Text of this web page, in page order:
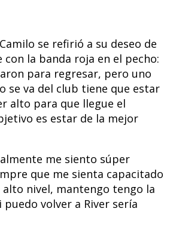
se refirió a su deseo de
con la banda roja en el pecho:
para regresar, pero uno
se va del club tiene que estar
alto para que llegue el
es estar de la mejor
me siento súper
que me sienta capacitado
alto nivel, mantengo tengo la
puedo volver a River sería